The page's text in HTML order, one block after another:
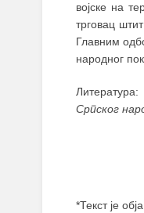
војске на
трговац
Главним
народног
Српског
*Текст је